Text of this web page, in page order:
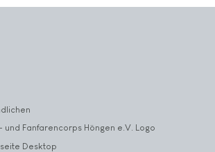
und Fanfarencorps Höngen e.V. Logo
Desktop